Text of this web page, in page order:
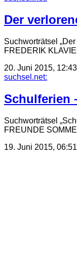
Der
Suchworträtsel
FREDERIK
20. Juni 2015,
suchsel.net:
Schulferien
Suchworträtsel
FREUNDE
19. Juni 2015,